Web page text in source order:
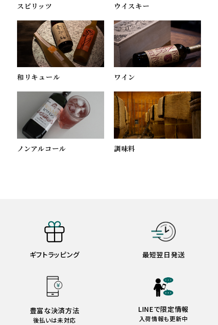
スピリッツ ウイスキー
和リキュール ワイン
ノンアルコール 調味料
ギフトラッピング 最短翌日発送
豊富な決済方法
後払いは未対応
LINEで限定情報
入荷情報も更新中